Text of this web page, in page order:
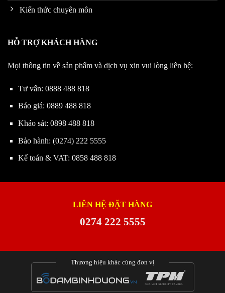
Kiến thức chuyên môn
HỖ TRỢ KHÁCH HÀNG
Mọi thông tin về sản phẩm và dịch vụ xin vui lòng liên hệ:
Tư vấn: 0888 488 818
Báo giá: 0889 488 818
Khảo sát: 0898 488 818
Bảo hành: (0274) 222 5555
Kế toán & VAT: 0858 488 818
LIÊN HỆ ĐẶT HÀNG
0274 222 5555
Thương hiệu khác cùng đơn vị